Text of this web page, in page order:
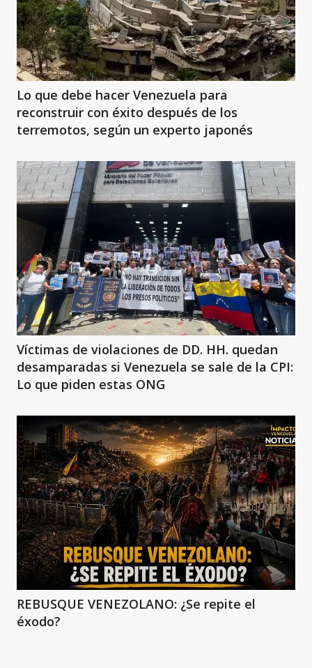
Lo que debe hacer Venezuela para
reconstruir con éxito después de los
terremotos, según un experto japonés
Víctimas de violaciones de DD. HH. quedan
desamparadas si Venezuela se sale de la CPI:
Lo que piden estas ONG
REBUSQUE VENEZOLANO: ¿Se repite el
éxodo?